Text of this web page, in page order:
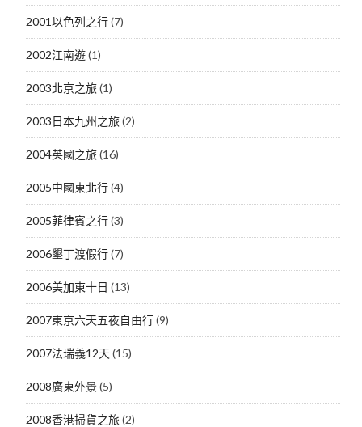
2001以色列之行(7)
2002江南遊(1)
2003北京之旅(1)
2003日本九州之旅(2)
2004英國之旅(16)
2005中國東北行(4)
2005菲律賓之行(3)
2006墾丁渡假行(7)
2006美加東十日 (13)
2007東京六天五夜自由行(9)
2007法瑞義12天(15)
2008廣東外景(5)
2008香港掃貨之旅(2)